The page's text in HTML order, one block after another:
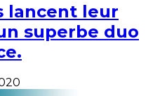
lancent leur
superbe duo